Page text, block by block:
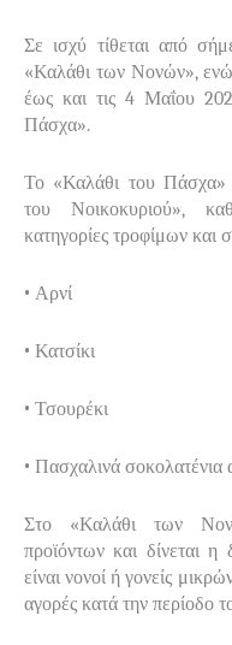
Σε ισχύ τίθεται από
«Καλάθι των Νονών»,
έως και τις 4 Μαΐου
Πάσχα».
Το «Καλάθι του Πάσχα»
του Νοικοκυριού»,
κατηγορίες τροφίμων και
• Αρνί
• Κατσίκι
• Τσουρέκι
• Πασχαλινά σοκολατένια
Στο «Καλάθι των
προϊόντων και δίνεται
είναι νονοί ή γονείς
αγορές κατά την περίοδο